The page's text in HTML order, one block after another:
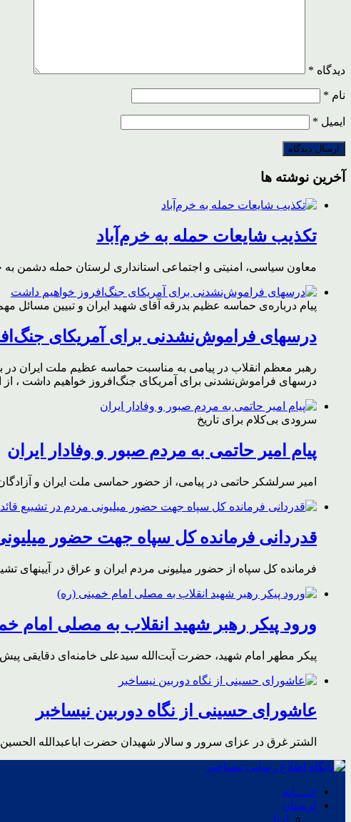
دیدگاه *
نام *
ایمیل *
آخرین نوشته ها
تکذیب شایعات حمله به خرم‌آباد
معاون سیاسی، امنیتی و اجتماعی استانداری لرستان حمله دشمن به
پیام درباره‌ی حماسه عظیم بدرقه آقای شهید ایران و تبیین مسائل
درسهای فراموش‌نشدنی برای آمریکای
رهبر معظم انقلاب در پیامی به مناسبت حماسه عظیم ملت ایران در
درسهای فراموش‌نشدنی برای آمریکای جنگ‌افروز خواهیم داشت ،
سرودی بی‌کلام برای تاریخ
پیام امیر حاتمی به مردم صبور و وفادار ایران
امیر سرلشکر حاتمی در پیامی، از حضور حماسی ملت ایران و
قدردانی فرمانده کل سپاه جهت حضور
فرمانده کل سپاه از حضور میلیونی مردم ایران و عراق در آیینهای
ورود پیکر رهبر شهید انقلاب به مصلی امام
پیکر مطهر امام شهید،‌ حضرت آیت‌الله سیدعلی خامنه‌ای دقایقی
عاشورای حسینی از نگاه دوربین نیساخبر
الشتر غرق در عزای سرور و سالار شهیدان حضرت اباعبدالله
خــــانه
لرستان
ازنا